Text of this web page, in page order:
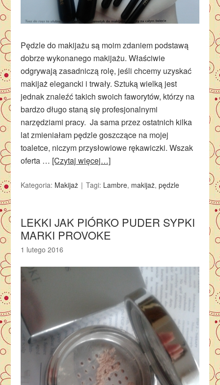
Pędzle do makijażu są moim zdaniem podstawą
dobrze wykonanego makijażu. Właściwie
odgrywają zasadniczą rolę, jeśli chcemy uzyskać
makijaż elegancki i trwały. Sztuką wielką jest
jednak znaleźć takich swoich faworytów, którzy na
bardzo długo staną się profesjonalnymi
narzędziami pracy. Ja sama przez ostatnich kilka
lat zmieniałam pędzle goszczące na mojej
toaletce, niczym przysłowiowe rękawiczki. Wszak
oferta … [Czytaj więcej…]
Kategoria: Makijaż Tagi: Lambre, makijaż,pędzle
LEKKI JAK PIÓRKO PUDER SYPKI
MARKI PROVOKE
1 lutego 2016